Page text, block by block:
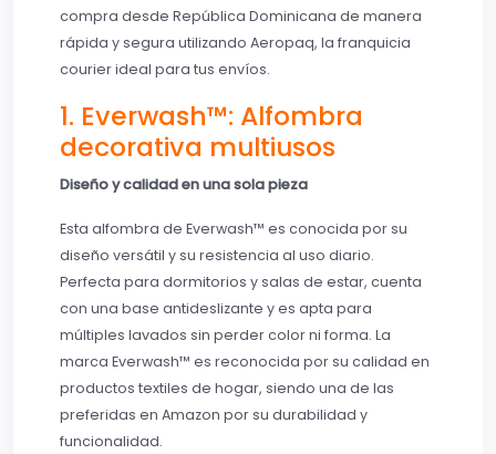
compra desde República Dominicana de manera
rápida y segura utilizando Aeropaq, la franquicia
courier ideal para tus envíos.
1. Everwash™: Alfombra
decorativa multiusos
Diseño y calidad en una sola pieza
Esta alfombra de Everwash™ es conocida por su
diseño versátil y su resistencia al uso diario.
Perfecta para dormitorios y salas de estar, cuenta
con una base antideslizante y es apta para
múltiples lavados sin perder color ni forma. La
marca Everwash™ es reconocida por su calidad en
productos textiles de hogar, siendo una de las
preferidas en Amazon por su durabilidad y
funcionalidad.